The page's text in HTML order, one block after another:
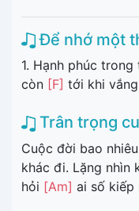
Để nhớ một
1. Hạnh phúc trong
còn [F] tới khi
Trân trọng
Cuộc đời bao
khác đi. Lặng nhìn
hỏi [Am] ai số kiếp